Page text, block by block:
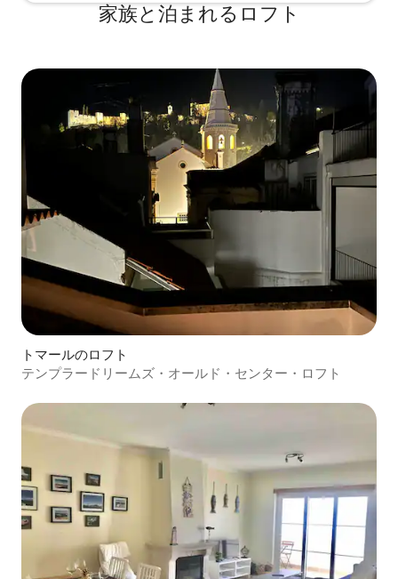
家族と泊まれるロフト
トマールのロフト
テンプラードリームズ・オールド・センター・ロフト